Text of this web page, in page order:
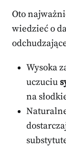
Oto
wiedzieć o
Wysoka
uczuciu
na